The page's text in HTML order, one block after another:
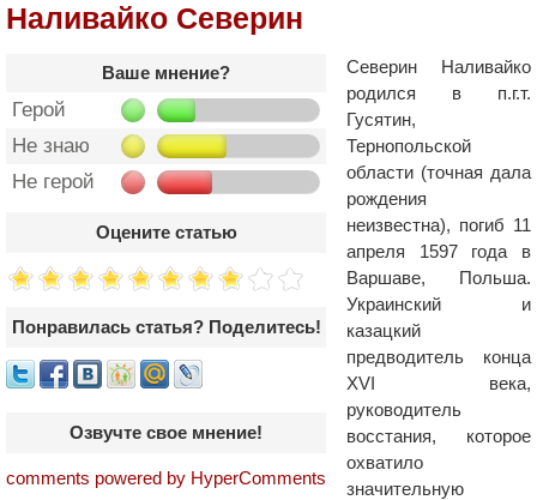
Наливайко Северин
Ваше мнение?
Герой
Не знаю
Не герой
Оцените статью
Понравилась статья? Поделитесь!
Озвучте свое мнение!
comments powered by HyperComments
Северин Наливайко
родился в п.г.т.
Гусятин,
Тернопольской
области (точная дала
рождения
неизвестна), погиб 11
апреля 1597 года в
Варшаве, Польша.
Украинский и
казацкий
предводитель конца
XVI века,
руководитель
восстания, которое
охватило
значительную